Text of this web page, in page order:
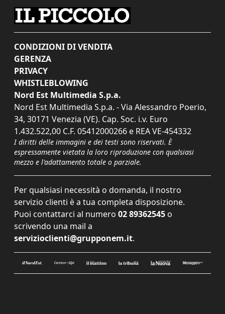
CONDIZIONI DI VENDITA
GERENZA
PRIVACY
WHISTLEBLOWING
Nord Est Multimedia S.p.a.
Nord Est Multimedia S.p.a. - Via Alessandro Poerio,
34, 30171 Venezia (VE). Cap. Soc. i.v. Euro
1.432.522,00 C.F. 05412000266 e REA VE-454332
I diritti delle immagini e dei testi sono riservati. È
espressamente vietata la loro riproduzione con qualsiasi
mezzo e l'adattamento totale o parziale.
Per qualsiasi necessità o domanda, il nostro
servizio clienti è a tua completa disposizione.
Puoi contattarci al numero 02 89362545 o
scrivendo una mail a
servizioclienti@grupponem.it.